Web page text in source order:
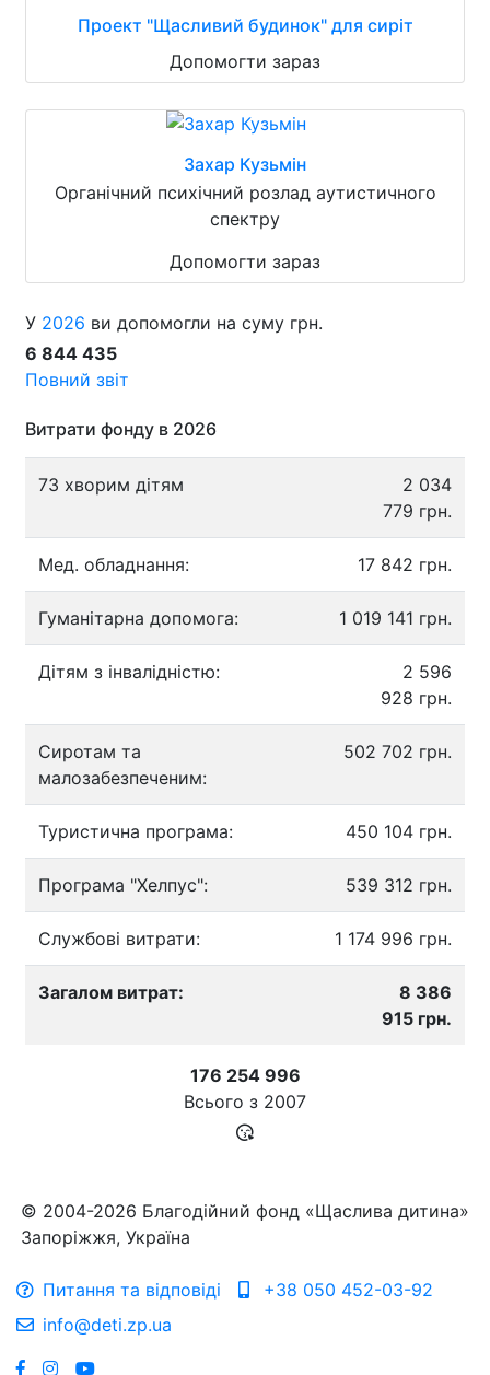
Проект "Щасливий будинок" для сиріт
Допомогти зараз
Захар Кузьмін
Органічний психічний розлад аутистичного
спектру
Допомогти зараз
У 2026 ви допомогли на суму грн.
6 844 435
Повний звіт
Витрати фонду в 2026
73 хворим дітям
2 034
779 грн.
Мед. обладнання: 17 842 грн.
Гуманітарна допомога: 1 019 141 грн.
Дітям з інвалідністю:
2 596
928 грн.
Сиротам та
малозабезпеченим:
502 702 грн.
Туристична програма: 450 104 грн.
Програма "Хелпус": 539 312 грн.
Службові витрати: 1 174 996 грн.
Загалом витрат:
8 386
915 грн.
176 254 996
Всього з 2007
© 2004-2026 Благодійний фонд «Щаслива дитина»
Запоріжжя, Україна
Питання та відповіді
+38 050 452-03-92
info@deti.zp.ua